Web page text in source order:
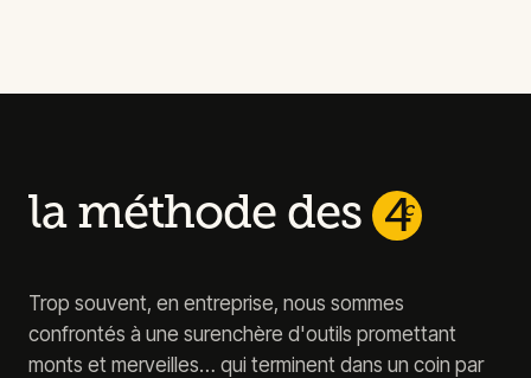
la méthode des 4c
Trop souvent, en entreprise, nous sommes
confrontés à une surenchère d'outils promettant
monts et merveilles… qui terminent dans un coin par